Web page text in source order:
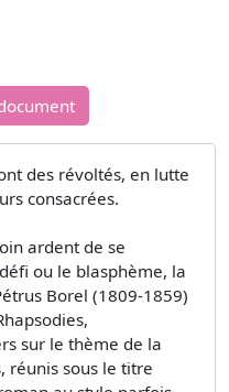
des révoltés, en lutte
consacrées.
ardent de se
ou le blasphème, la
Borel (1809-1859)
sur le thème de la
réunis sous le titre